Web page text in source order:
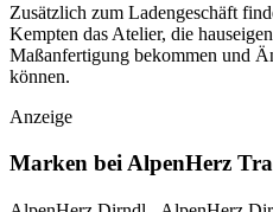
Zusätzlich zum Ladengeschäft
Kempten das Atelier, die
Maßanfertigung bekommen und
können.
Anzeige
Marken bei AlpenHerz